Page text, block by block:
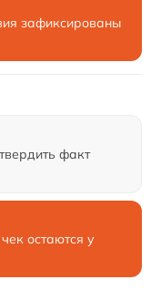
зафиксированы
факт
остаются у